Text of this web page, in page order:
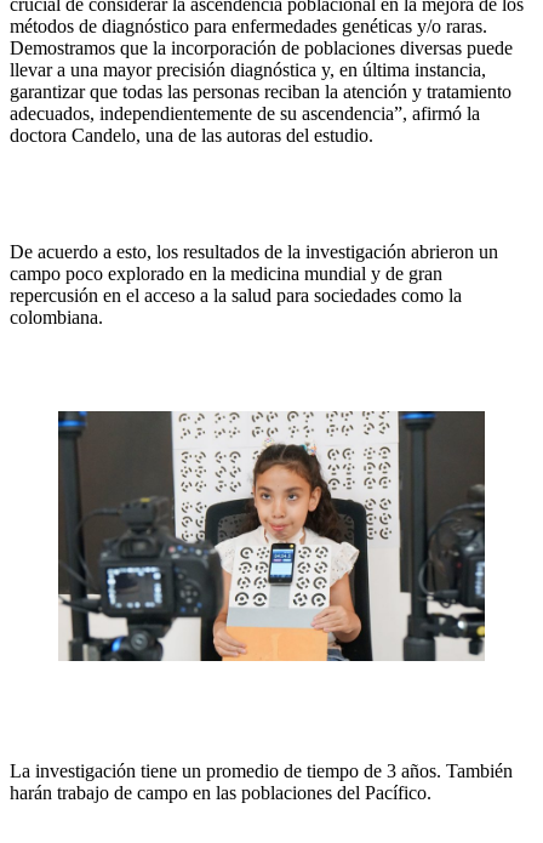
crucial de considerar la ascendencia poblacional en la mejora de los
métodos de diagnóstico para enfermedades genéticas y/o raras.
Demostramos que la incorporación de poblaciones diversas puede
llevar a una mayor precisión diagnóstica y, en última instancia,
garantizar que todas las personas reciban la atención y tratamiento
adecuados, independientemente de su ascendencia”, afirmó la
doctora Candelo, una de las autoras del estudio.
De acuerdo a esto, los resultados de la investigación abrieron un
campo poco explorado en la medicina mundial y de gran
repercusión en el acceso a la salud para sociedades como la
colombiana.
La investigación tiene un promedio de tiempo de 3 años. También
harán trabajo de campo en las poblaciones del Pacífico.